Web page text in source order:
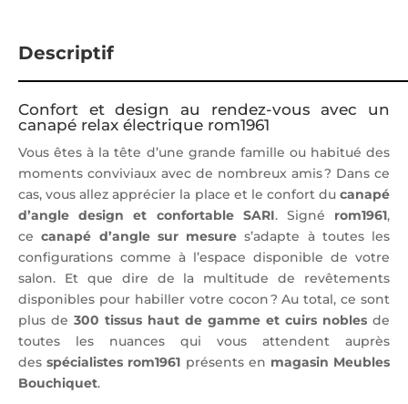
Descriptif
Confort et design au rendez-vous avec un
canapé relax électrique rom1961
Vous êtes à la tête d’une grande famille ou habitué des
moments conviviaux avec de nombreux amis ? Dans ce
cas, vous allez apprécier la place et le confort du canapé
d’angle design et confortable SARI. Signé rom1961,
cecanapé d’angle sur mesure s’adapte à toutes les
configurations comme à l’espace disponible de votre
salon. Et que dire de la multitude de revêtements
disponibles pour habiller votre cocon ? Au total, ce sont
plus de 300 tissus haut de gamme et cuirs nobles de
toutes les nuances qui vous attendent auprès
desspécialistes rom1961 présents en magasin Meubles
Bouchiquet.